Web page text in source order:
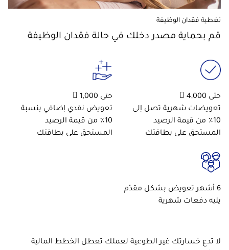
تغطية فقدان الوظيفة
قم بحماية مصدر دخلك في حالة فقدان الوظيفة
حتى 4,000 
تعويضات شهرية تصل إلى
10٪ من قيمة الرصيد
المستحق على بطاقتك
حتى 1,000 
تعويض نقدي إضافي بنسبة
10٪ من قيمة الرصيد
المستحق على بطاقتك
6 أشهر تعويض بشكل مقدّم
يليه دفعات شهرية
لا تدع خسارتك غير الطوعية لعملك تعطل الخطط المالية